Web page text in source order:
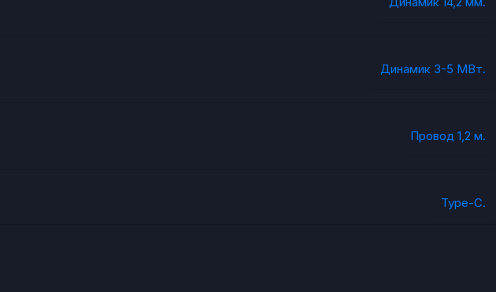
Динамик 3-5 МВт.
Провод 1,2 м.
Type-C.